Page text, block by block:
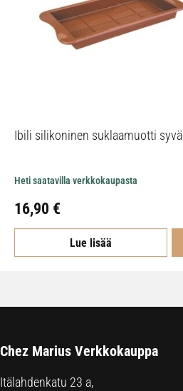
Ibili silikoninen suklaamuotti syvä
Heti saatavilla verkkokaupasta
16,90 €
Lue lisää
Chez Marius Verkkokauppa
Itälahdenkatu 23 a,